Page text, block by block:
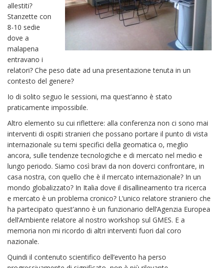
allestiti?
Stanzette con
8-10 sedie
dove a
malapena
entravano i
relatori? Che peso date ad una presentazione tenuta in un
contesto del genere?
Io di solito seguo le sessioni, ma quest’anno è stato
praticamente impossibile.
Altro elemento su cui riflettere: alla conferenza non ci sono mai
interventi di ospiti stranieri che possano portare il punto di vista
internazionale su temi specifici della geomatica o, meglio
ancora, sulle tendenze tecnologiche e di mercato nel medio e
lungo periodo. Siamo così bravi da non doverci confrontare, in
casa nostra, con quello che è il mercato internazionale? In un
mondo globalizzato? In Italia dove il disallineamento tra ricerca
e mercato è un problema cronico? L’unico relatore straniero che
ha partecipato quest’anno è un funzionario dell’Agenzia Europea
dell’Ambiente relatore al nostro workshop sul GMES. E a
memoria non mi ricordo di altri interventi fuori dal coro
nazionale.
Quindi il contenuto scientifico dell’evento ha perso